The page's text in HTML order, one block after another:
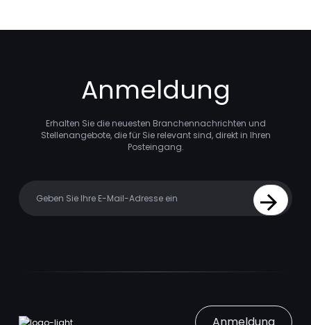
Anmeldung
Erhalten Sie die neuesten Branchennachrichten und
Stellenangebote, die für Sie relevant sind, direkt in Ihren
Posteingang.
Sign Up